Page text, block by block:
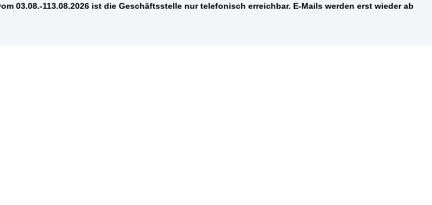
03.08.-113.08.2026 ist die Geschäftsstelle nur telefonisch erreichbar. E-Mails werden erst wieder ab